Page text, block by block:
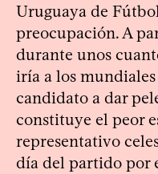
Uruguaya de
preocupación. A
durante unos
iría a los
candidato a dar
constituye el peor
representativo
día del partido por